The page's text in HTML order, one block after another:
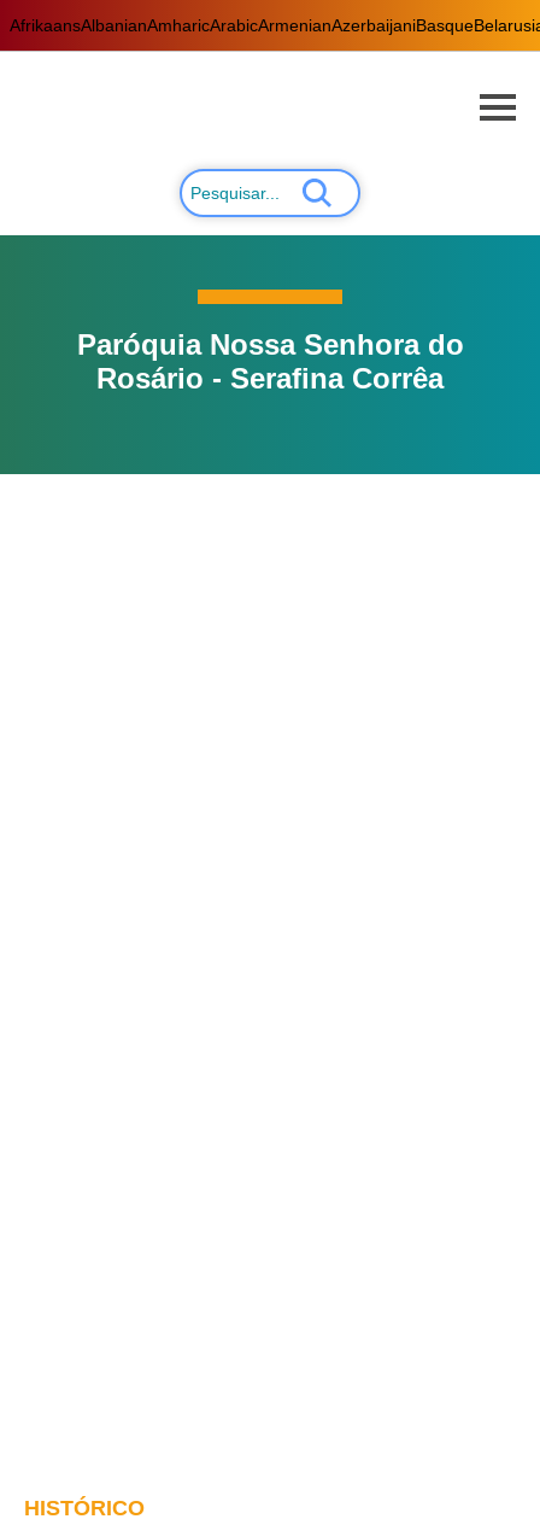
AfrikaansAlbanianAmharicArabicArmenianAzerbaijaniBasque
Paróquia Nossa Senhora do
Rosário - Serafina Corrêa
HISTÓRICO